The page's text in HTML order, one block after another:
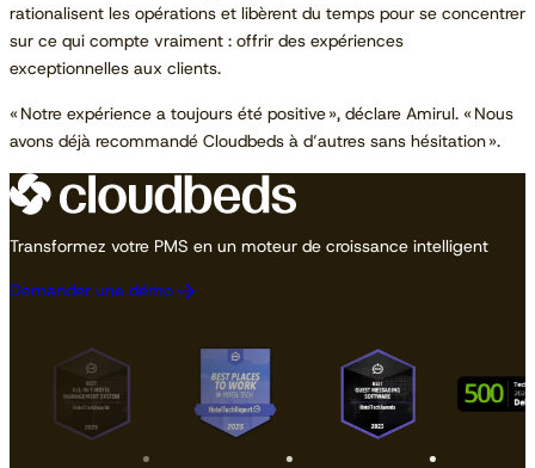
rationalisent les opérations et libèrent du temps pour se concentrer
sur ce qui compte vraiment : offrir des expériences
exceptionnelles aux clients.
« Notre expérience a toujours été positive », déclare Amirul. « Nous
avons déjà recommandé Cloudbeds à d’autres sans hésitation ».
Transformez votre PMS en un moteur de croissance intelligent
Demander une démo